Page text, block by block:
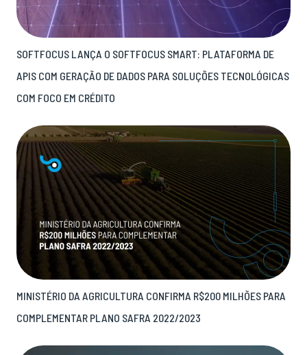
SOFTFOCUS LANÇA O SOFTFOCUS SMART: PLATAFORMA DE
APIS COM GERAÇÃO DE DADOS PARA SOLUÇÕES TECNOLÓGICAS
COM FOCO EM CRÉDITO
MINISTÉRIO DA AGRICULTURA CONFIRMA R$200 MILHÕES PARA
COMPLEMENTAR PLANO SAFRA 2022/2023